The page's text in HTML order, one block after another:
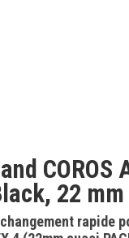
COROS
22 mm
rapide